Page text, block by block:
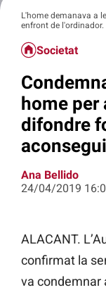
L'home demanava a
enfront de l'ordinador.
Societat
home per
difondre
Ana Bellido
24/04/2019
ALACANT.
confirmat la
va condemnar